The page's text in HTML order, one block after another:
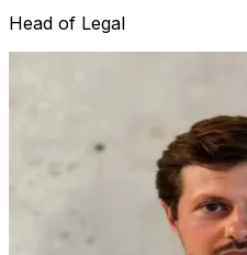
Head of Legal